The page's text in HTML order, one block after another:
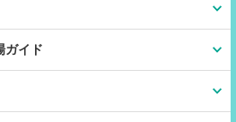
ガイド